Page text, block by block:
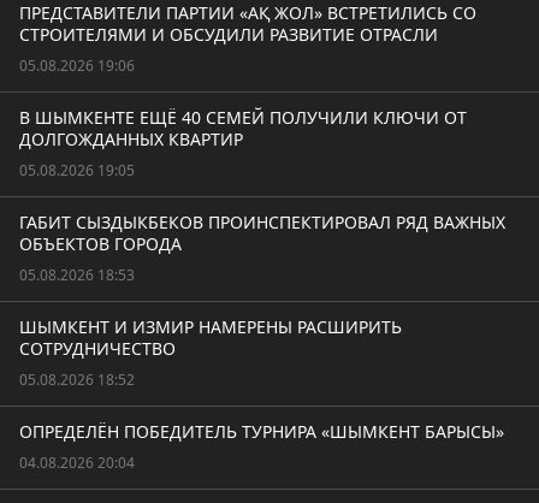
ПРЕДСТАВИТЕЛИ ПАРТИИ «АҚ ЖОЛ» ВСТРЕТИЛИСЬ СО
СТРОИТЕЛЯМИ И ОБСУДИЛИ РАЗВИТИЕ ОТРАСЛИ
05.08.2026 19:06
В ШЫМКЕНТЕ ЕЩЁ 40 СЕМЕЙ ПОЛУЧИЛИ КЛЮЧИ ОТ
ДОЛГОЖДАННЫХ КВАРТИР
05.08.2026 19:05
ГАБИТ СЫЗДЫКБЕКОВ ПРОИНСПЕКТИРОВАЛ РЯД ВАЖНЫХ
ОБЪЕКТОВ ГОРОДА
05.08.2026 18:53
ШЫМКЕНТ И ИЗМИР НАМЕРЕНЫ РАСШИРИТЬ
СОТРУДНИЧЕСТВО
05.08.2026 18:52
ОПРЕДЕЛЁН ПОБЕДИТЕЛЬ ТУРНИРА «ШЫМКЕНТ БАРЫСЫ»
04.08.2026 20:04